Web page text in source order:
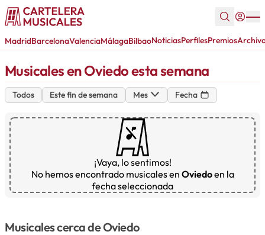
MadridBarcelonaValenciaMálagaBilbaoNoticiasPerfilesPremios
Musicales en Oviedo esta semana
Todos Este fin de semana Mes Fecha
¡Vaya, lo sentimos!
No hemos encontrado musicales en Oviedoen la
fecha seleccionada
Musicales cerca de Oviedo